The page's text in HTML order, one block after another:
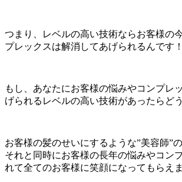
つまり、レベルの高い技術ならお客様の
プレックスは解消してあげられるんです！
もし、あなたにお客様の悩みやコンプレ
げられるレベルの高い技術があったらど
お客様の髪のせいにするような”美容師”
それと同時にお客様の長年の悩みやコン
れて全てのお客様に笑顔になってもらえ